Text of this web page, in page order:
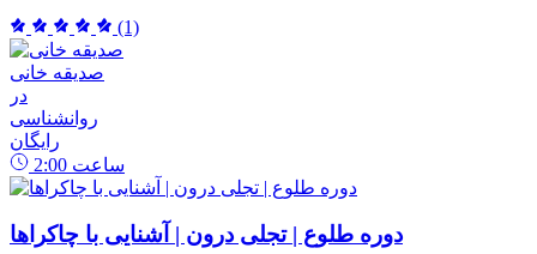
(1)
صدیقه خانی
در
روانشناسی
رایگان
2:00 ساعت
دوره طلوع | تجلی درون | آشنایی با چاکراها